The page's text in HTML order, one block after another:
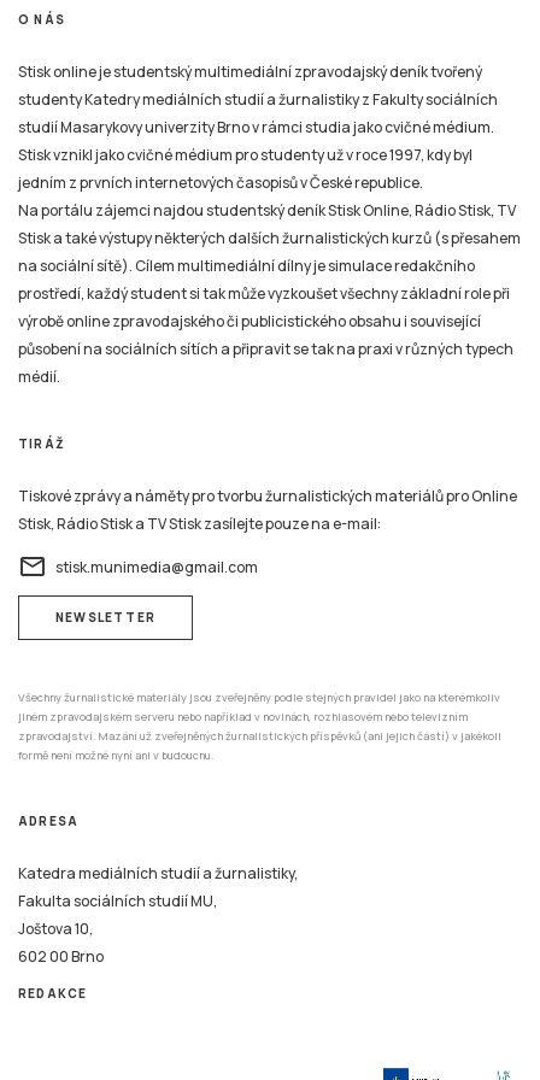
studií Masarykovy univerzity Brno v rámci studia jako cvičné médium.
jedním z prvních internetových časopisů v České republice.
Na portálu zájemci najdou studentský deník Stisk Online, Rádio Stisk, TV
Stisk a také výstupy některých dalších žurnalistických kurzů (s přesahem
na sociální sítě). Cílem multimediální dílny je simulace redakčního
prostředí, každý student si tak může vyzkoušet všechny základní role při
výrobě online zpravodajského či publicistického obsahu i související
působení na sociálních sítích a připravit se tak na praxi v různých typech
médií.
TIRÁŽ
Tiskové zprávy a náměty pro tvorbu žurnalistických materiálů pro Online
email stisk.munimedia@gmail.com
NEWSLETTER
Všechny žurnalistické materiály jsou zveřejněny podle stejných pravidel jako na kterémkoliv
jiném zpravodajském serveru nebo například v novinách, rozhlasovém nebo televizním
zpravodajství. Mazání už zveřejněných žurnalistických příspěvků (ani jejich částí) v jakékoli
formě není možné nyní ani v budoucnu.
ADRESA
Katedra mediálních studií a žurnalistiky,
Joštova 10,
REDAKCE
Tento systém je financován v rámci realizace projektu Strategické investice Masarykovy